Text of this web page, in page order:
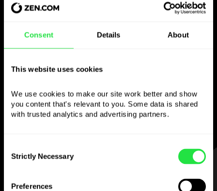
Consent Details About
This website uses cookies
We use cookies to make our site work better and show
you content that's relevant to you. Some data is shared
with trusted analytics and advertising partners.
Selection
Strictly Necessary
Preferences
Verwenden Sie die
gewählte Währung
wie Sie wollen
Senden Sie Geld ins Ausland,
heben Sie an Geldautomaten ohne
Provision ab, zahlen Sie mit der
SCHRITT 1